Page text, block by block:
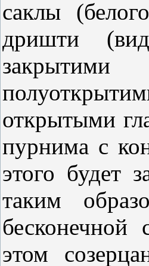
саклы
дришти
закрытими
открытыми
пурнима с
этого будет
таким
этом